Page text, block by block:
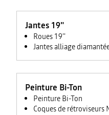
Jantes 19"
Roues 19''
Jantes alliage
Peinture Bi-Ton
Peinture Bi-Ton
Coques de rétroviseurs